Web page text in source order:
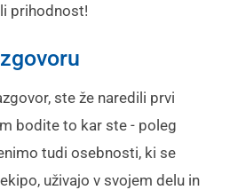
prihodnost!
ste že naredili prvi
bodite to kar ste - poleg
tudi osebnosti, ki se
uživajo v svojem delu in